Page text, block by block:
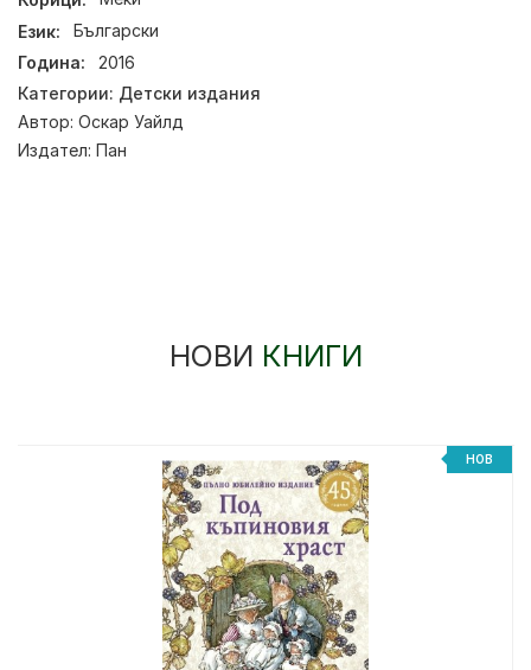
Език:
Български
Година:
2016
Категории: Детски издания
Автор: Оскар Уайлд
Издател: Пан
НОВИ КНИГИ
НОВ